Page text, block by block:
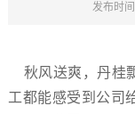
发布时
秋风送爽，丹桂
工都能感受到公司